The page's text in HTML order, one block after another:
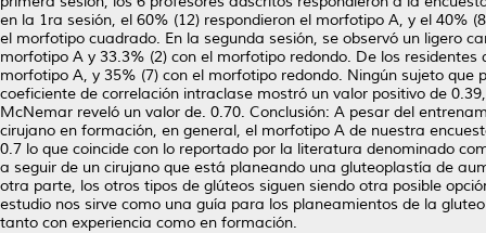
en la 1ra sesión, el 60% (12) respondieron el morfotipo A, y el 40%
el morfotipo cuadrado. En la segunda sesión, se observó un ligero
morfotipo A y 33.3% (2) con el morfotipo redondo. De los
morfotipo A, y 35% (7) con el morfotipo redondo. Ningún sujeto
coeficiente de correlación intraclase mostró un valor positivo de
McNemar reveló un valor de. 0.70. Conclusión: A pesar del
cirujano en formación, en general, el morfotipo A de nuestra
0.7 lo que coincide con lo reportado por la literatura denominado
a seguir de un cirujano que está planeando una gluteoplastía de
otra parte, los otros tipos de glúteos siguen siendo otra posible
estudio nos sirve como una guía para los planeamientos de la
tanto con experiencia como en formación.